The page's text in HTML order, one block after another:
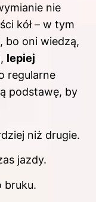
nie
kół – w tym
bo oni wiedzą,
lepiej
regularne
podstawę, by
niż drugie.
jazdy.
bruku.